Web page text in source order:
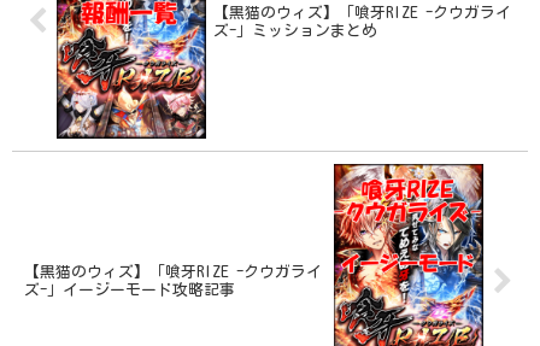
【黒猫のウィズ】「喰牙RIZE -クウガライ
ズ-」ミッションまとめ
【黒猫のウィズ】「喰牙RIZE -クウガライ
ズ-」イージーモード攻略記事